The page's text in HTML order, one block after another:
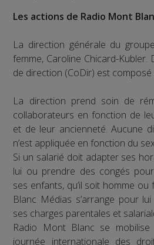
Les actions de Radio Mont
La direction générale du
femme, Caroline Chicard-Kubler.
de direction (CoDir) est composé
La direction prend soin de
collaborateurs en fonction de
et de leur ancienneté. Aucune
n’est appliquée en fonction du
Si un salarié doit adapter ses
lui ou prendre des congés
ses enfants, qu’il soit homme
Blanc Médias s’arrange pour
ses charges parentales et
Radio Mont Blanc se
journée internationale des